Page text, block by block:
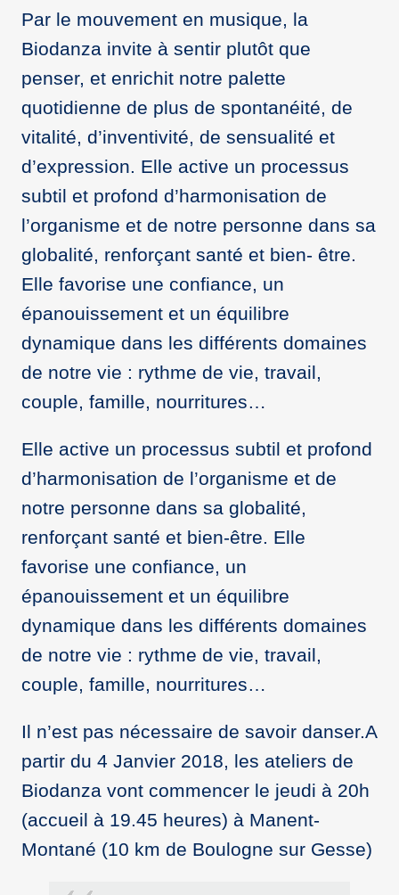
Par le mouvement en musique, la
Biodanza invite à sentir plutôt que
penser, et enrichit notre palette
quotidienne de plus de spontanéité, de
vitalité, d’inventivité, de sensualité et
d’expression. Elle active un processus
subtil et profond d’harmonisation de
l’organisme et de notre personne dans sa
globalité, renforçant santé et bien- être.
Elle favorise une confiance, un
épanouissement et un équilibre
dynamique dans les différents domaines
de notre vie : rythme de vie, travail,
couple, famille, nourritures…
Elle active un processus subtil et profond
d’harmonisation de l’organisme et de
notre personne dans sa globalité,
renforçant santé et bien-être. Elle
favorise une confiance, un
épanouissement et un équilibre
dynamique dans les différents domaines
de notre vie : rythme de vie, travail,
couple, famille, nourritures…
Il n’est pas nécessaire de savoir danser.A
partir du 4 Janvier 2018, les ateliers de
Biodanza vont commencer le jeudi à 20h
(accueil à 19.45 heures) à Manent-
Montané (10 km de Boulogne sur Gesse)